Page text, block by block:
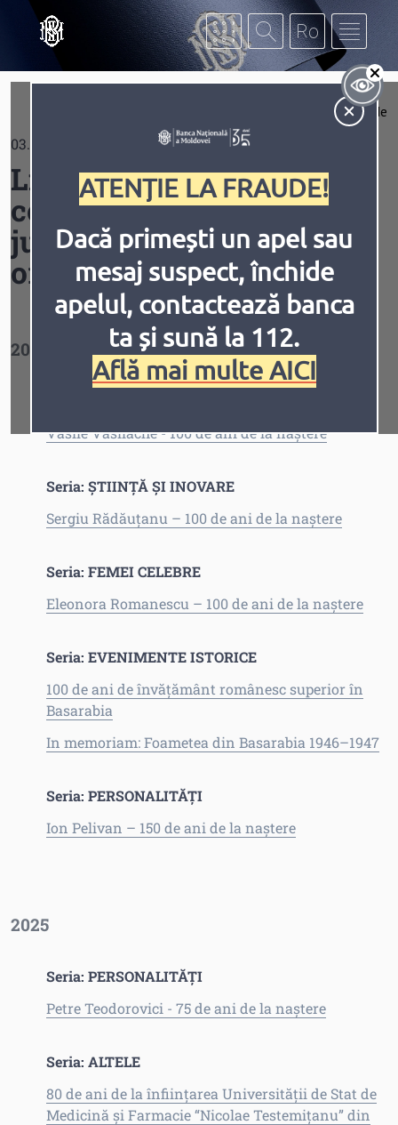
Mergi la conţinutul principal
Inversiune Animațiile
ATENȚIE LA FRAUDE!
Dacă primești un apel sau
mesaj suspect, închide
apelul, contactează banca
ta și sună la 112.
Află mai multe AICI
Extinde
03.07.2026
Lista monedelor
comemorative și
jubiliare, grupate în
ordine cronologică
2026
Vasile Vasilache - 100 de ani de la naștere
Seria: ȘTIINȚĂ ȘI INOVARE
Sergiu Rădăuțanu – 100 de ani de la naștere
Seria: FEMEI CELEBRE
Eleonora Romanescu – 100 de ani de la naștere
Seria: EVENIMENTE ISTORICE
100 de ani de învățământ românesc superior în
Basarabia
In memoriam: Foametea din Basarabia 1946–1947
Seria: PERSONALITĂȚI
Ion Pelivan – 150 de ani de la naștere
2025
Seria: PERSONALITĂȚI
Petre Teodorovici - 75 de ani de la naștere
Seria: ALTELE
80 de ani de la înființarea Universității de Stat de
Medicină și Farmacie “Nicolae Testemițanu” din